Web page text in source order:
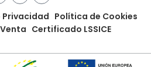
Política de Cookies
Certificado LSSICE